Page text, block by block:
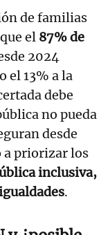
de familias
el 87% de
2024
el 13% a la
debe
no pueda
desde
a priorizar los
inclusiva,
.